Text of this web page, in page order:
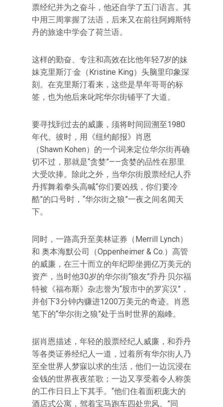
票经纪并为之奋斗，他还自学了五门语言。其
中用三周掌握了法语，后来又在前往阿姆斯特
丹的旅途中学会了荷兰语。
这样的勤奋、专注和高效在比他年轻7岁的妹
妹克里斯汀·金（Kristine King）头脑里印象深
刻。在克里斯汀看来，这些是早年哥哥的标
签，也为他后来叱咤华尔街铺平了大道。
要寻找到过去的威廉，须将时间回溯至1980
年代。彼时，用《纽约邮报》肖恩
（Shawn·Kohen）的一个词来定位华尔街再确
切不过，那就是“贪婪”——贪婪的品性在那里
大受吹捧。除此之外，当华尔街股票经纪人乔
丹挥舞着拳头高喊“你们要凶残，你们要冷
酷”的口号时，“华尔街之狼”一夜之间名闻天
下。
同时，一路高升至美林证券（Merrill Lynch）
和 奥本海默公司（Oppenheimer & Co.）高管
的威廉，在三十而立的年纪即坐拥亿万美元的
资产，当时他30岁的华尔街“狼友”乔丹·贝尔福
特被《福布斯》杂志誉为“股市中的罗宾汉”，
并创下3分钟内赚进1200万美元的奇迹。肖恩
笔下的“华尔街之狼”处于当时世界的巅峰。
据肖恩描述，年轻的股票经纪人威廉，和乔丹
等各类证券经纪人一道，过着所有华尔街人乃
至全世界人梦寐以求的生活，他们一边沉浸在
金钱的世界夜夜笙歌；一边又享受着令人称羡
的工作日日上下其手。“他们住着面积庞大的
酒店式公寓，驾着宝马跑车四处兜风。”同